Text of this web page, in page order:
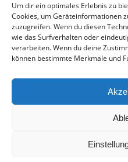
Um dir ein optimales Erlebnis zu
Cookies, um Geräteinformationen
zuzugreifen. Wenn du diesen
wie das Surfverhalten oder
verarbeiten. Wenn du deine
können bestimmte Merkmale und
Tore
1:0
—
1:1
Alle bisherigen Partien
anzeigen